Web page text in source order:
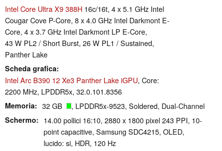
Intel Core Ultra X9 388H 16c/16t, 4 x 5.1 GHz Intel
Cougar Cove P-Core, 8 x 4.0 GHz Intel Darkmont E-
Core, 4 x 3.7 GHz Intel Darkmont LP E-Core,
43 W PL2 / Short Burst, 26 W PL1 / Sustained,
Panther Lake
Scheda grafica
Intel Arc B390 12 Xe3 Panther Lake iGPU, Core:
2200 MHz, LPDDR5x, 32.0.101.8356
Memoria 32 GB , LPDDR5x-9523, Soldered, Dual-Channel
Schermo
14.00 pollici 16:10, 2880 x 1800 pixel 243 PPI, 10-
point capacitive, Samsung SDC4215, OLED,
lucido: si, HDR, 120 Hz